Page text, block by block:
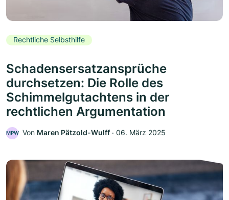
Rechtliche Selbsthilfe
Schadensersatzansprüche
durchsetzen: Die Rolle des
Schimmelgutachtens in der
rechtlichen Argumentation
MPW Von Maren Pätzold-Wulff ‧ 06. März 2025